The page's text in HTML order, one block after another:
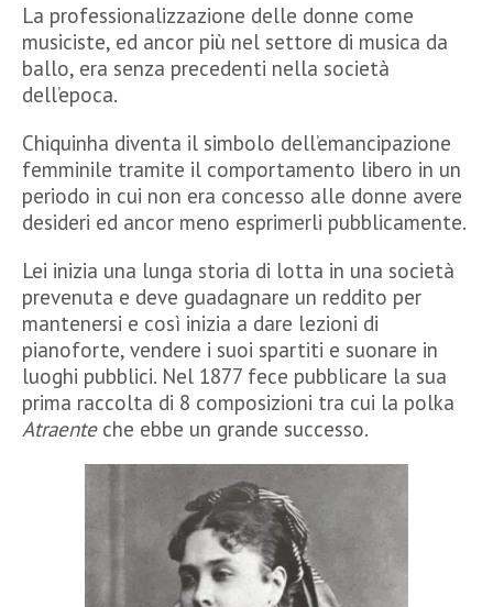
La professionalizzazione delle donne come
musiciste, ed ancor più nel settore di musica da
ballo, era senza precedenti nella società
dell’epoca.
Chiquinha diventa il simbolo dell’emancipazione
femminile tramite il comportamento libero in un
periodo in cui non era concesso alle donne avere
desideri ed ancor meno esprimerli pubblicamente.
Lei inizia una lunga storia di lotta in una società
prevenuta e deve guadagnare un reddito per
mantenersi e così inizia a dare lezioni di
pianoforte, vendere i suoi spartiti e suonare in
luoghi pubblici. Nel 1877 fece pubblicare la sua
prima raccolta di 8 composizioni tra cui la polka
Atraenteche ebbe un grande successo.